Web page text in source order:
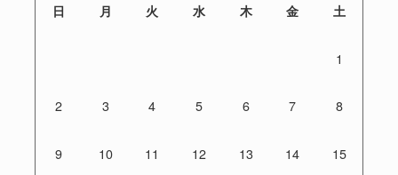
日 月 火 水 木 金 土
1
2 3 4 5 6 7 8
9 10 11 12 13 14 15